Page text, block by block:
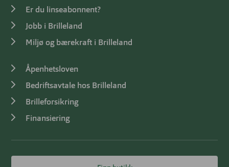
Er du linseabonnent?
Jobb i Brilleland
Miljø og bærekraft i Brilleland
Åpenhetsloven
Bedriftsavtale hos Brilleland
Brilleforsikring
Finansiering